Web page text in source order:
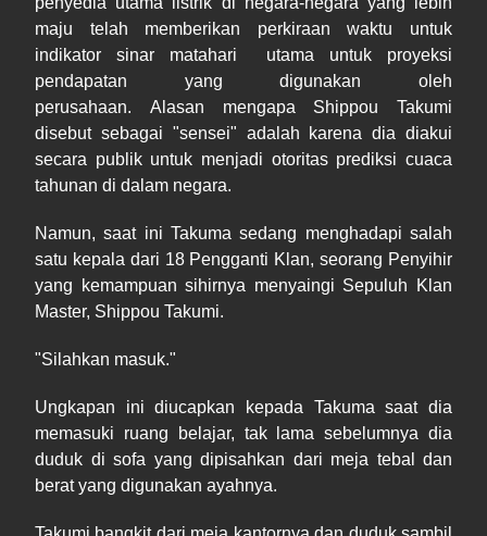
maju telah memberikan perkiraan waktu untuk
indikator sinar matahari utama untuk proyeksi
pendapatan yang digunakan oleh
perusahaan. Alasan mengapa Shippou Takumi
disebut sebagai "sensei" adalah karena dia diakui
secara publik untuk menjadi otoritas prediksi cuaca
tahunan di dalam negara.
Namun, saat ini Takuma sedang menghadapi salah
satu kepala dari 18 Pengganti Klan, seorang Penyihir
yang kemampuan sihirnya menyaingi Sepuluh Klan
Master, Shippou Takumi.
"Silahkan masuk."
Ungkapan ini diucapkan kepada Takuma saat dia
memasuki ruang belajar, tak lama sebelumnya dia
duduk di sofa yang dipisahkan dari meja tebal dan
berat yang digunakan ayahnya.